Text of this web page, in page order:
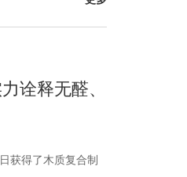
诠释无醛、